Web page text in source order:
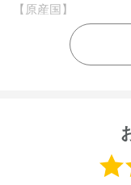
【原産国】
ニュージーランド
【メーカー品番】
※お届けまで１～２
●こちらの商品は空